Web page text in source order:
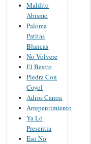
Maldito
Abismo
Paloma
Patitas
Blancas
No Volvere
El Besito
Piedra Con
Coyol
Adios Canoa
Arrepentimiento
Ya Lo
Presentia
Eso No